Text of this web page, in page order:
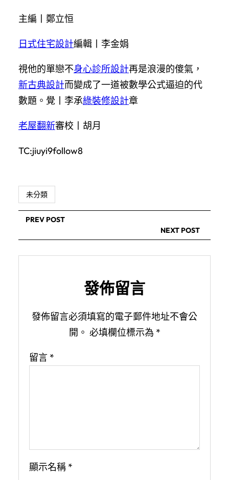
主編丨鄭立恒
日式住宅設計編輯丨李金娟
視他的單戀不身心診所設計再是浪漫的傻氣，
新古典設計而變成了一道被數學公式逼迫的代
數題。覺丨李承綠裝修設計章
老屋翻新審校丨胡月
TC:jiuyi9follow8
未分類
PREV POST
NEXT POST
發佈留言
發佈留言必須填寫的電子郵件地址不會公
開。 必填欄位標示為 *
留言 *
顯示名稱 *